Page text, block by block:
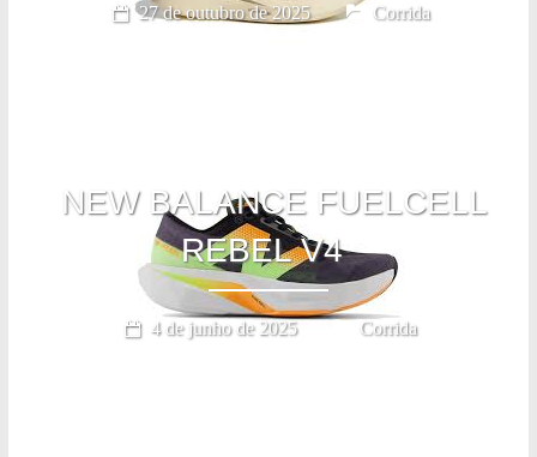
27 de outubro de 2025 Corrida
NEW BALANCE FUELCELL
REBEL V4
4 de junho de 2025 Corrida